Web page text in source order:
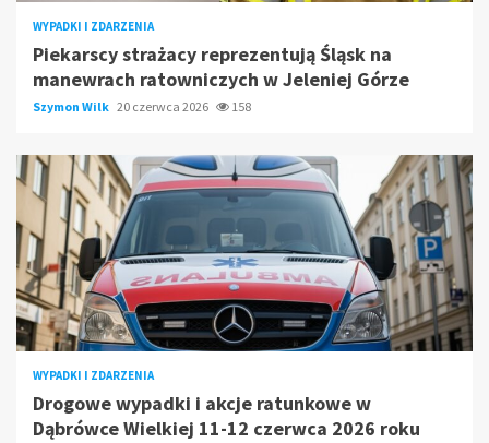
WYPADKI I ZDARZENIA
Piekarscy strażacy reprezentują Śląsk na
manewrach ratowniczych w Jeleniej Górze
Szymon Wilk 20 czerwca 2026 158
WYPADKI I ZDARZENIA
Drogowe wypadki i akcje ratunkowe w
Dąbrówce Wielkiej 11-12 czerwca 2026 roku